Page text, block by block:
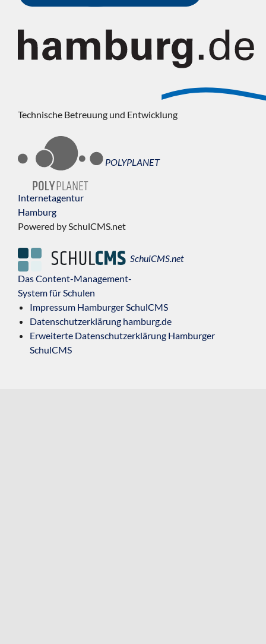
Technische Betreuung und Entwicklung
POLYPLANET
Internetagentur
Hamburg
Powered by SchulCMS.net
SchulCMS.net
Das Content-Management-
System für Schulen
Impressum Hamburger SchulCMS
Datenschutzerklärung hamburg.de
Erweiterte Datenschutzerklärung Hamburger
SchulCMS